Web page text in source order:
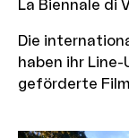
La Biennale di
Die
haben ihr Line-
geförderte